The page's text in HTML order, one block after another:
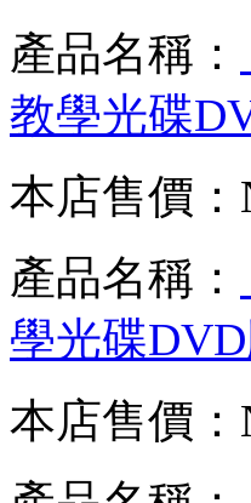
產品名稱：
教學光碟
本店售價：
產品名稱：
學光碟
本店售價：